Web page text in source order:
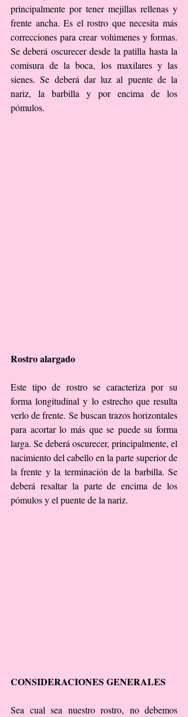
principalmente por tener mejillas rellenas y
frente ancha. Es el rostro que necesita más
correcciones para crear volúmenes y formas.
Se deberá oscurecer desde la patilla hasta la
comisura de la boca, los maxilares y las
sienes. Se deberá dar luz al puente de la
nariz, la barbilla y por encima de los
pómulos.
Rostro alargado
Este tipo de rostro se caracteriza por su
forma longitudinal y lo estrecho que resulta
verlo de frente. Se buscan trazos horizontales
para acortar lo más que se puede su forma
larga. Se deberá oscurecer, principalmente, el
nacimiento del cabello en la parte superior de
la frente y la terminación de la barbilla. Se
deberá resaltar la parte de encima de los
pómulos y el puente de la nariz.
CONSIDERACIONES GENERALES
Sea cual sea nuestro rostro, no debemos